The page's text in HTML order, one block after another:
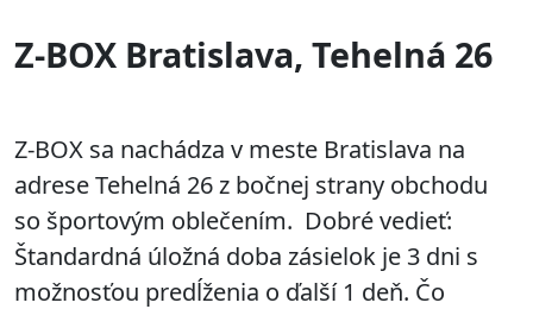
Z-BOX Bratislava, Tehelná 26
Z-BOX sa nachádza v meste Bratislava na
adrese Tehelná 26 z bočnej strany obchodu
so športovým oblečením. Dobré vedieť:
Štandardná úložná doba zásielok je 3 dni s
možnosťou predĺženia o ďalší 1 deň. Čo